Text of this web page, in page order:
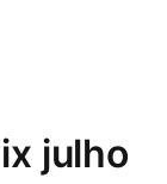
julho